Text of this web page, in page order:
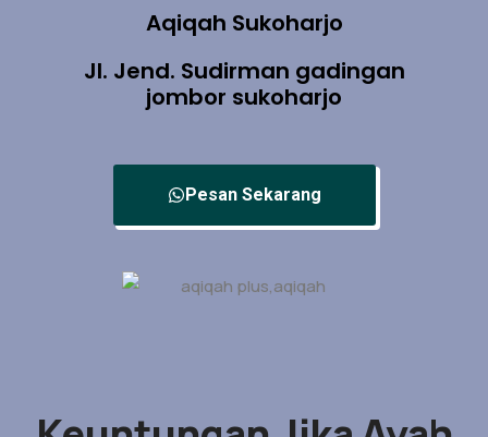
Aqiqah Sukoharjo
Jl. Jend. Sudirman gadingan
jombor sukoharjo
Pesan Sekarang